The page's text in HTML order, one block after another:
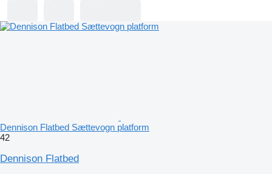
Dennison Flatbed Sættevogn platform
42
Dennison Flatbed